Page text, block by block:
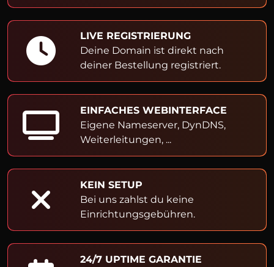
LIVE REGISTRIERUNG
Deine Domain ist direkt nach
deiner Bestellung registriert.
EINFACHES WEBINTERFACE
Eigene Nameserver, DynDNS,
Weiterleitungen, ...
KEIN SETUP
Bei uns zahlst du keine
Einrichtungsgebühren.
24/7 UPTIME GARANTIE